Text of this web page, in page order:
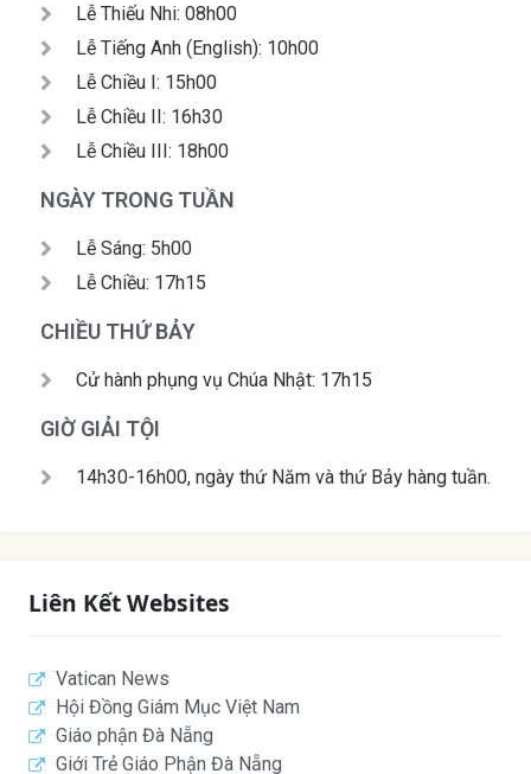
Lễ Thiếu Nhi: 08h00
Lễ Tiếng Anh (English): 10h00
Lễ Chiều I: 15h00
Lễ Chiều II: 16h30
Lễ Chiều III: 18h00
NGÀY TRONG TUẦN
Lễ Sáng: 5h00
Lễ Chiều: 17h15
CHIỀU THỨ BẢY
Cử hành phụng vụ Chúa Nhật: 17h15
GIỜ GIẢI TỘI
14h30-16h00, ngày thứ Năm và thứ Bảy hàng tuần.
Liên Kết Websites
Vatican News
Hội Đồng Giám Mục Việt Nam
Giáo phận Đà Nẵng
Giới Trẻ Giáo Phận Đà Nẵng